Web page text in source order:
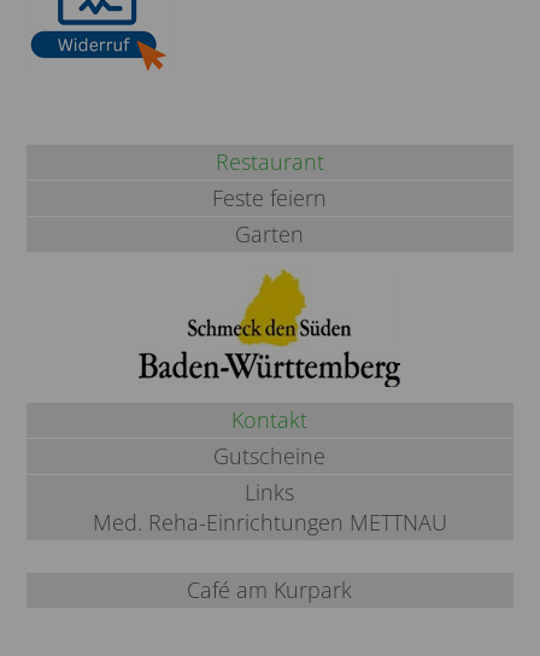
Restaurant
Feste feiern
Garten
Kontakt
Gutscheine
Links
Med. Reha-Einrichtungen METTNAU
Café am Kurpark